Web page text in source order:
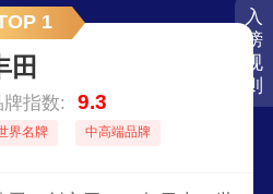
入
榜
规
则
1
田
牌指数: 9.3
界名牌 中高端品牌